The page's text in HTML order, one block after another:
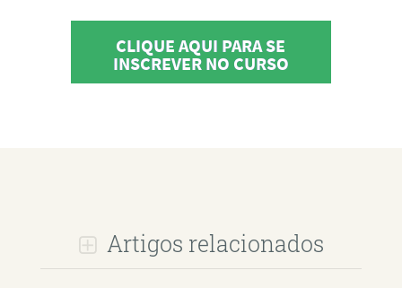
CLIQUE AQUI PARA SE
INSCREVER NO CURSO
Artigos relacionados